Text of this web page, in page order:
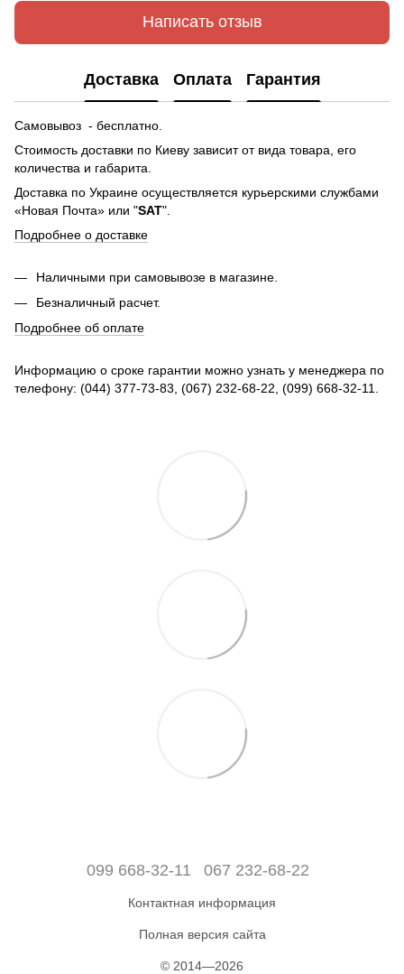
Написать отзыв
Доставка Оплата Гарантия
Самовывоз - бесплатно.
Стоимость доставки по Киеву зависит от вида товара, его
количества и габарита.
Доставка по Украине осуществляется курьерскими службами
«Новая Почта» или "SAT".
Подробнее о доставке
Наличными при самовывозе в магазине.
Безналичный расчет.
Подробнее об оплате
Информацию о сроке гарантии можно узнать у менеджера по
телефону: (044) 377-73-83, (067) 232-68-22, (099) 668-32-11.
099 668-32-11 067 232-68-22
Контактная информация
Полная версия сайта
© 2014—2026